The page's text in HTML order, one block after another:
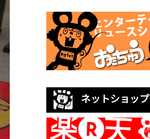
ネットショップ